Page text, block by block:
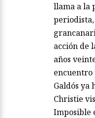
llama a la
acción de
años
encuentro
Galdós ya
Christie
Imposible